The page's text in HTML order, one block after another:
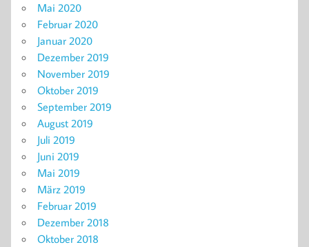
Mai 2020
Februar 2020
Januar 2020
Dezember 2019
November 2019
Oktober 2019
September 2019
August 2019
Juli 2019
Juni 2019
Mai 2019
März 2019
Februar 2019
Dezember 2018
Oktober 2018